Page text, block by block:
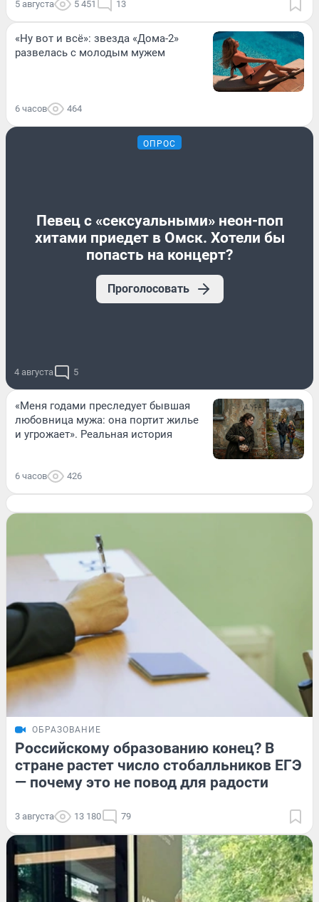
5 августа 5 451 13
«Ну вот и всё»: звезда «Дома-2»
развелась с молодым мужем
6 часов 464
ОПРОС
Певец с «сексуальными» неон-поп
хитами приедет в Омск. Хотели бы
попасть на концерт?
Проголосовать
4 августа 5
«Меня годами преследует бывшая
любовница мужа: она портит жилье
и угрожает». Реальная история
6 часов 426
ОБРАЗОВАНИЕ
Российскому образованию конец? В
стране растет число стобалльников ЕГЭ
— почему это не повод для радости
3 августа 13 180 79